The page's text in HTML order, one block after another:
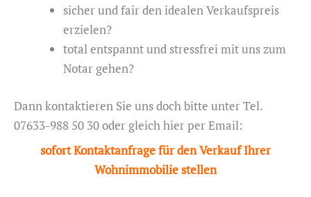
sicher und fair den idealen Verkaufspreis
erzielen?
total entspannt und stressfrei mit uns zum
Notar gehen?
Dann kontaktieren Sie uns doch bitte unter Tel.
07633-988 50 30 oder gleich hier per Email:
sofort Kontaktanfrage für den Verkauf Ihrer
Wohnimmobilie stellen